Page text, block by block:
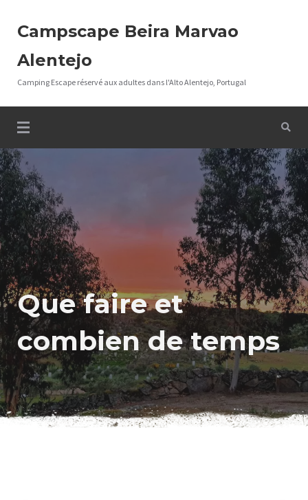
Campscape Beira Marvao
Alentejo
Camping Escape réservé aux adultes dans l'Alto Alentejo, Portugal
Que faire et
combien de temps